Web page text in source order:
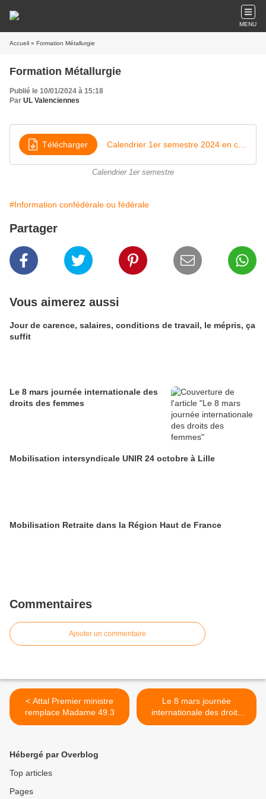
MENU
Accueil » Formation Métallurgie
Formation Métallurgie
Publié le 10/01/2024 à 15:18
Par UL Valenciennes
Télécharger
Calendrier 1er semestre
#Information confédérale ou fédérale
Partager
Vous aimerez aussi
Jour de carence, salaires, conditions de travail, le mépris, ça
suffit
Le 8 mars journée internationale des
droits des femmes
Mobilisation intersyndicale UNIR 24 octobre à Lille
Mobilisation Retraite dans la Région Haut de France
Commentaires
Ajouter un commentaire
< Attal Premier ministre
remplace Madame 49.3
Le 8 mars journée
internationale des droits
des femmes >
Hébergé par Overblog
Top articles
Pages